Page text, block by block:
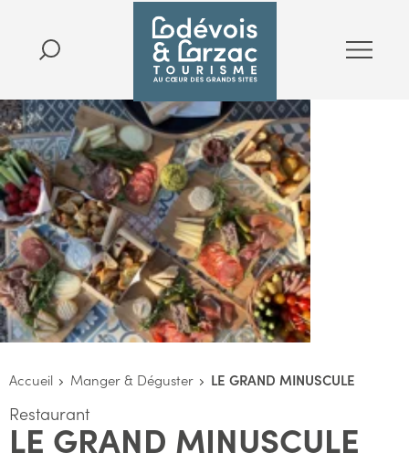
Accueil Manger & Déguster LE GRAND MINUSCULE
Restaurant
LE GRAND MINUSCULE